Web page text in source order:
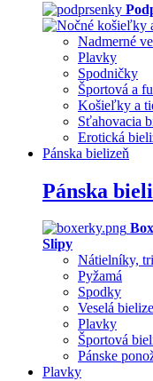
Nadmerné
Plavky
Spodničky
Športová a
Košieľky a
Sťahovacia
Erotická
Pánska bielizeň
Pánska
Slipy
Nátielníky,
Pyžamá
Spodky
Veselá
Plavky
Športová
Pánske
Plavky